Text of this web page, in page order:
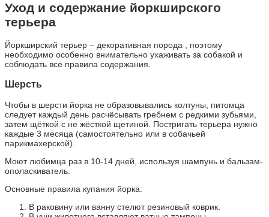
Уход и содержание йоркширского
терьера
Йоркширский терьер – декоративная порода , поэтому
необходимо особенно внимательно ухаживать за собакой и
соблюдать все правила содержания.
Шерсть
Чтобы в шерсти йорка не образовывались колтуны, питомца
следует каждый день расчёсывать гребнем с редкими зубьями,
затем щёткой с не жёсткой щетиной. Постригать терьера нужно
каждые 3 месяца (самостоятельно или в собачьей
парикмахерской).
Моют любимца раз в 10-14 дней, используя шампунь и бальзам-
ополаскиватель.
Основные правила купания йорка:
В раковину или ванну стелют резиновый коврик.